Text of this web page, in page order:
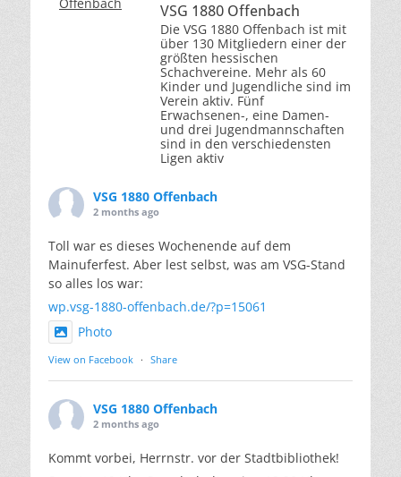
VSG 1880 Offenbach
Die VSG 1880 Offenbach ist mit
über 130 Mitgliedern einer der
größten hessischen
Schachvereine. Mehr als 60
Kinder und Jugendliche sind im
Verein aktiv. Fünf
Erwachsenen-, eine Damen-
und drei Jugendmannschaften
sind in den verschiedensten
Ligen aktiv
VSG 1880 Offenbach
2 months ago
Toll war es dieses Wochenende auf dem
Mainuferfest. Aber lest selbst, was am VSG-Stand
so alles los war:
wp.vsg-1880-offenbach.de/?p=15061
Photo
View on Facebook · Share
VSG 1880 Offenbach
2 months ago
Kommt vorbei, Herrnstr. vor der Stadtbibliothek!